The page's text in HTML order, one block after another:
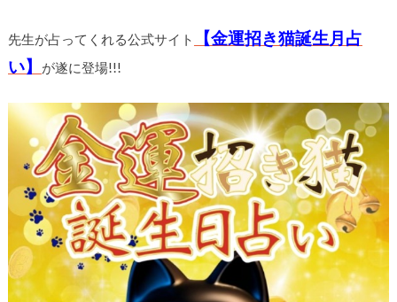
先生が占ってくれる公式サイト
【金運招き猫誕生月占
い】
が遂に登場!!!